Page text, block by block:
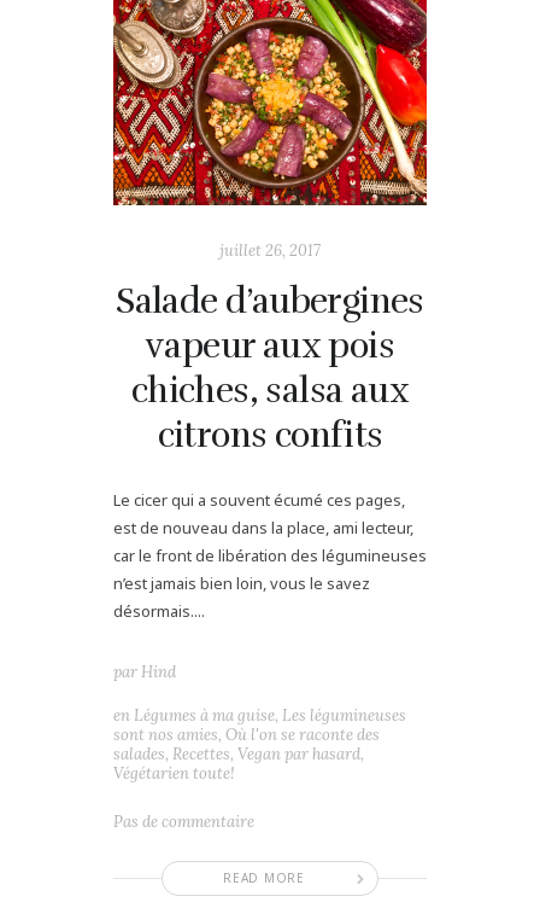
juillet 26, 2017
Salade d’aubergines
vapeur aux pois
chiches, salsa aux
citrons confits
Le cicer qui a souvent écumé ces pages,
est de nouveau dans la place, ami lecteur,
car le front de libération des légumineuses
n’est jamais bien loin, vous le savez
désormais....
READ MORE
par Hind
en Légumes à ma guise, Les légumineuses
sont nos amies, Où l'on se raconte des
salades, Recettes, Vegan par hasard,
Végétarien toute!
Pas de commentaire